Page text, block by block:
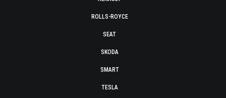
ROLLS-ROYCE
SEAT
SKODA
SMART
TESLA